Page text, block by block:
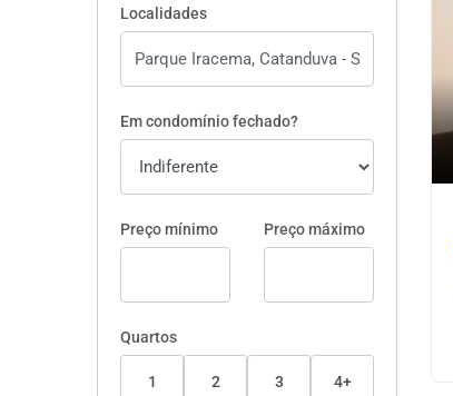
Localidades
Em condomínio fechado?
Preço mínimo Preço máximo
Quartos
1 2 3 4+